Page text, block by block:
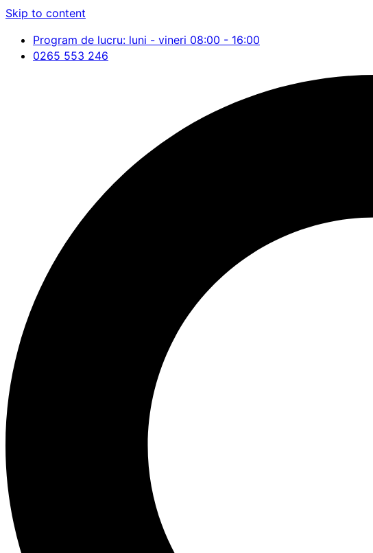
Skip to content
Program de lucru: luni - vineri 08:00 - 16:00
0265 553 246